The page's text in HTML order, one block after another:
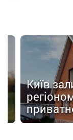
Київ